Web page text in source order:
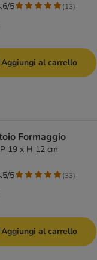
5 (13)
Aggiungi al carrello
Formaggio
19 x H 12 cm
5 (33)
Aggiungi al carrello